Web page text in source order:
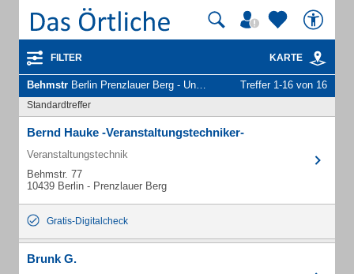
FILTER KARTE
Behmstr Berlin Prenzlauer Berg - Unternehmen und Personen Treffer 1-16 von 16
Standardtreffer
Bernd Hauke -Veranstaltungstechniker-
Veranstaltungstechnik
Behmstr. 77
10439 Berlin - Prenzlauer Berg
Gratis-Digitalcheck
Brunk G.